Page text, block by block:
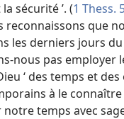
sécurité ’. (1 Thess.
reconnaissons que
les derniers jours
​nous pas employer
‘ des temps et des
à le connaître
notre temps avec